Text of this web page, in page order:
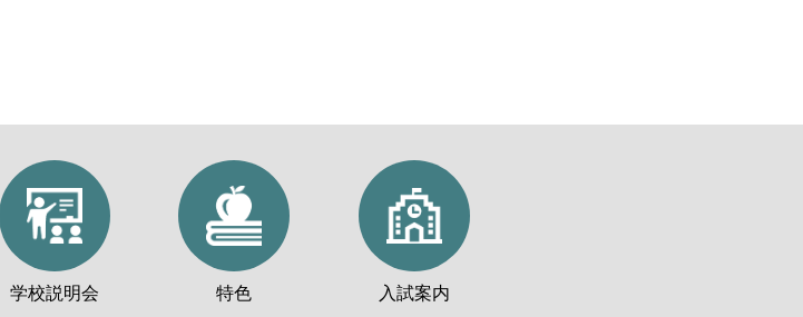
学校説明会 特色 入試案内